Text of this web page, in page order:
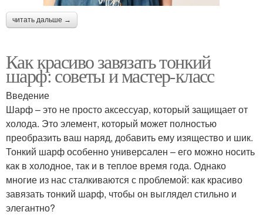
читать дальше →
Как красиво завязать тонкий
шарф: советы и мастер-класс
Введение
Шарф – это не просто аксессуар, который защищает от
холода. Это элемент, который может полностью
преобразить ваш наряд, добавить ему изящество и шик.
Тонкий шарф особенно универсален – его можно носить
как в холодное, так и в теплое время года. Однако
многие из нас сталкиваются с проблемой: как красиво
завязать тонкий шарф, чтобы он выглядел стильно и
элегантно?